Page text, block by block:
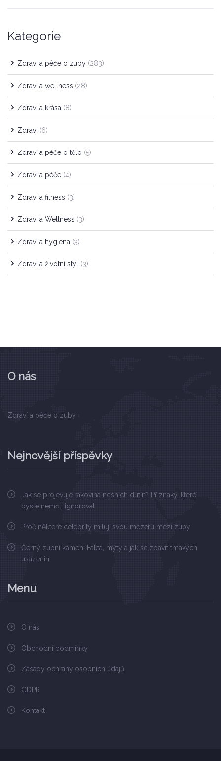
Kategorie
Zdraví a péče o zuby (283)
Zdraví a wellness (28)
Zdraví a krása (8)
Zdraví (6)
Zdraví a péče o tělo (5)
Zdraví a péče (4)
Zdraví a fitness (3)
Zdraví a Wellness (3)
Zdraví a hygiena (3)
Zdraví a životní styl (3)
O nás
Zdraví a péče o zuby
Nejnovější příspěvky
Jak se projevuje rakovina nosních dutin? Příznaky, které
byste neměli ignorovat
Proč některé celebrity milují svou mezeru mezi zuby
Černý zubní kámen: Fakta, mýty a jak se zbavit tmavých
usazenin
Menu
O nás
Obchodní podmínky
Zásady ochrany osobních údajů
GDPR
Kontakt